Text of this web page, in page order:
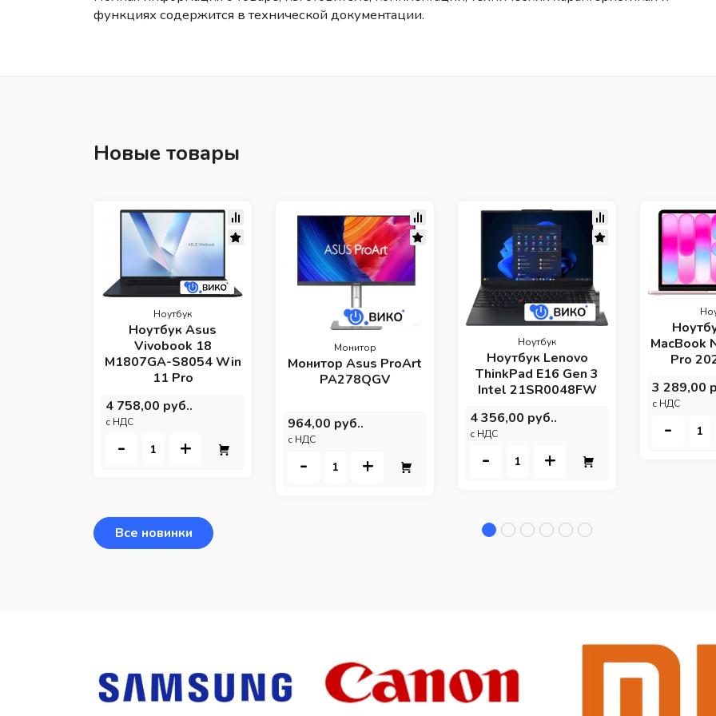
функциях содержится в технической документации.
Новые товары
Ноутбук
Ноутбук Asus
Vivobook 18
M1807GA-S8054 Win
11 Pro
4 758,00 руб..
c НДС
- +
Монитор
Монитор Asus ProArt
PA278QGV
964,00 руб..
c НДС
- +
Ноутбук
Ноутбук Lenovo
ThinkPad E16 Gen 3
Intel 21SR0048FW
4 356,00 руб..
c НДС
- +
MacBook
Pro
3 289,00
c НДС
-
Все новинки